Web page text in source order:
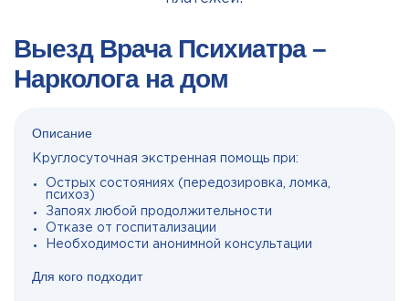
Выезд Врача Психиатра –
Нарколога на дом
Описание
Круглосуточная экстренная помощь при:
Острых состояниях (передозировка, ломка,
психоз)
Запоях любой продолжительности
Отказе от госпитализации
Необходимости анонимной консультации
Для кого подходит